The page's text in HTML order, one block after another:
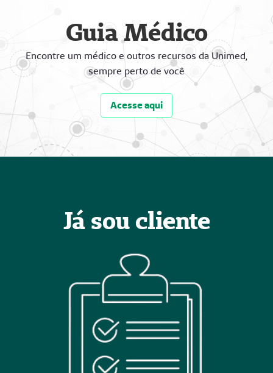
Guia Médico
Encontre um médico e outros recursos da Unimed,
sempre perto de você
Acesse aqui
Já sou cliente